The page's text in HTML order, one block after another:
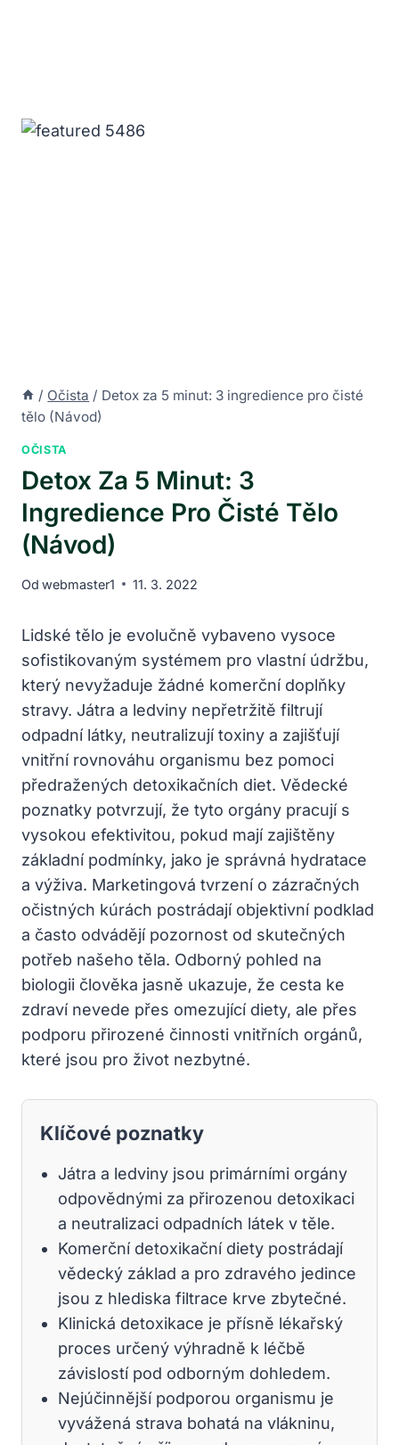
/ Očista / Detox za 5 minut: 3 ingredience pro čisté
tělo (Návod)
OČISTA
Detox Za 5 Minut: 3
Ingredience Pro Čisté Tělo
(Návod)
Od webmaster1 11. 3. 2022
Lidské tělo je evolučně vybaveno vysoce
sofistikovaným systémem pro vlastní údržbu,
který nevyžaduje žádné komerční doplňky
stravy. Játra a ledviny nepřetržitě filtrují
odpadní látky, neutralizují toxiny a zajišťují
vnitřní rovnováhu organismu bez pomoci
předražených detoxikačních diet. Vědecké
poznatky potvrzují, že tyto orgány pracují s
vysokou efektivitou, pokud mají zajištěny
základní podmínky, jako je správná hydratace
a výživa. Marketingová tvrzení o zázračných
očistných kúrách postrádají objektivní podklad
a často odvádějí pozornost od skutečných
potřeb našeho těla. Odborný pohled na
biologii člověka jasně ukazuje, že cesta ke
zdraví nevede přes omezující diety, ale přes
podporu přirozené činnosti vnitřních orgánů,
které jsou pro život nezbytné.
Klíčové poznatky
Játra a ledviny jsou primárními orgány
odpovědnými za přirozenou detoxikaci
a neutralizaci odpadních látek v těle.
Komerční detoxikační diety postrádají
vědecký základ a pro zdravého jedince
jsou z hlediska filtrace krve zbytečné.
Klinická detoxikace je přísně lékařský
proces určený výhradně k léčbě
závislostí pod odborným dohledem.
Nejúčinnější podporou organismu je
vyvážená strava bohatá na vlákninu,